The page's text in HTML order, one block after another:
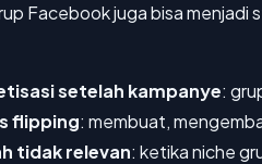
Facebook juga bisa
setelah kampanye:
flipping: membuat,
tidak relevan: ketika niche